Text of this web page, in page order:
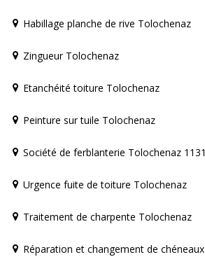
Habillage planche de rive Tolochenaz
Zingueur Tolochenaz
Etanchéité toiture Tolochenaz
Peinture sur tuile Tolochenaz
Société de ferblanterie Tolochenaz 1131
Urgence fuite de toiture Tolochenaz
Traitement de charpente Tolochenaz
Réparation et changement de